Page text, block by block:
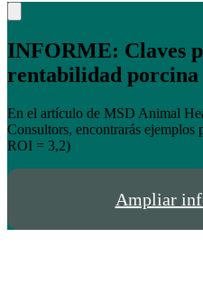
Un año
profesionales en
Un año creciendo junto a los
España y Portugal
Ampliar